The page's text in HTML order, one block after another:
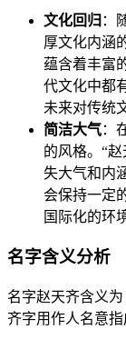
文化回归 ：
厚文化内涵
蕴含着丰富
代文化中都
未来对传统
简洁大气：
的风格。“
失大气和内
会保持一定
国际化的环
名字含义分析
名字赵天齐含义
齐字用作人名意指